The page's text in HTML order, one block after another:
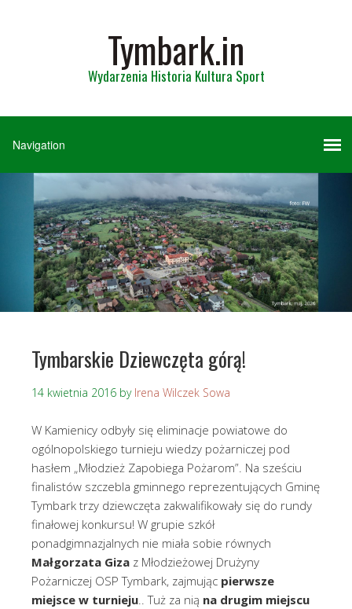
Tymbark.in
Wydarzenia Historia Kultura Sport
Tymbarskie Dziewczęta górą!
14 kwietnia 2016 by Irena Wilczek Sowa
W Kamienicy odbyły się eliminacje powiatowe do
ogólnopolskiego turnieju wiedzy pożarniczej pod
hasłem „Młodzież Zapobiega Pożarom”. Na sześciu
finalistów szczebla gminnego reprezentujących Gminę
Tymbark trzy dziewczęta zakwalifikowały się do rundy
finałowej konkursu! W grupie szkół
ponadgimnazjalnych nie miała sobie równych
Małgorzata Giza z Młodzieżowej Drużyny
Pożarniczej OSP Tymbark, zajmując pierwsze
miejsce w turnieju .. Tuż za nią na drugim miejscu